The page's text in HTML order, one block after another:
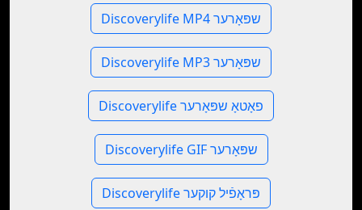
Discoverylife MP4 שפּאָרער
Discoverylife MP3 שפּאָרער
Discoverylife פאָטאָ שפּאָרער
Discoverylife GIF שפּאָרער
Discoverylife פּראָפֿיל קוקער